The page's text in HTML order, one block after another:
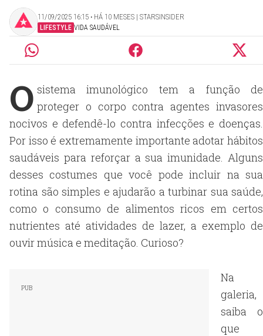
11/09/2025 16:15 ‧ HÁ 10 MESES | STARSINSIDER
LIFESTYLE VIDA SAUDÁVEL
O sistema imunológico tem a função de
proteger o corpo contra agentes invasores
nocivos e defendê-lo contra infecções e doenças.
Por isso é extremamente importante adotar hábitos
saudáveis para reforçar a sua imunidade. Alguns
desses costumes que você pode incluir na sua
rotina são simples e ajudarão a turbinar sua saúde,
como o consumo de alimentos ricos em certos
nutrientes até atividades de lazer, a exemplo de
ouvir música e meditação. Curioso?
Na
galeria,
saiba o
que